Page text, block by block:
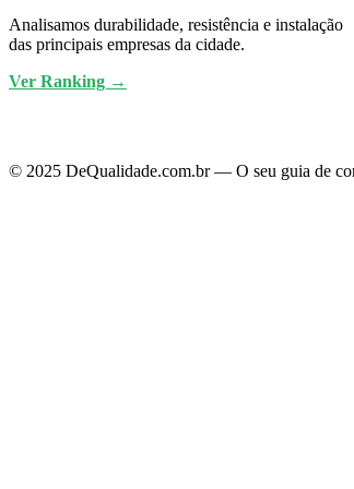
Analisamos durabilidade, resistência e instalação
das principais empresas da cidade.
Ver Ranking →
© 2025 DeQualidade.com.br — O seu guia de